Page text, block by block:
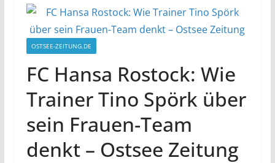
OSTSEE-ZEITUNG.DE
FC Hansa Rostock: Wie
Trainer Tino Spörk über
sein Frauen-Team
denkt – Ostsee Zeitung